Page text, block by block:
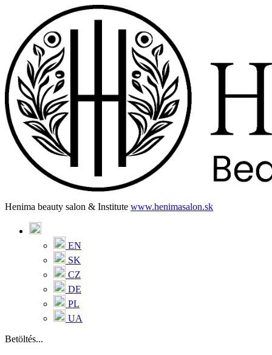
Henima beauty salon & Institute www.henimasalon.sk
EN
SK
CZ
DE
PL
UA
Betöltés...